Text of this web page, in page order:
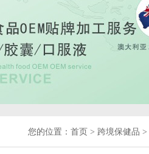
您的位置： 首页 > 跨境保健品 >